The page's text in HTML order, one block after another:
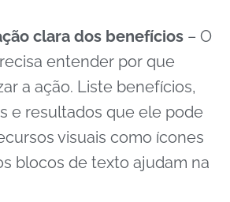
clara dos benefícios – O
entender por que
a ação. Liste benefícios,
e resultados que ele pode
visuais como ícones
blocos de texto ajudam na